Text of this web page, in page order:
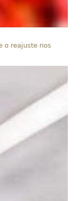
o reajuste nos